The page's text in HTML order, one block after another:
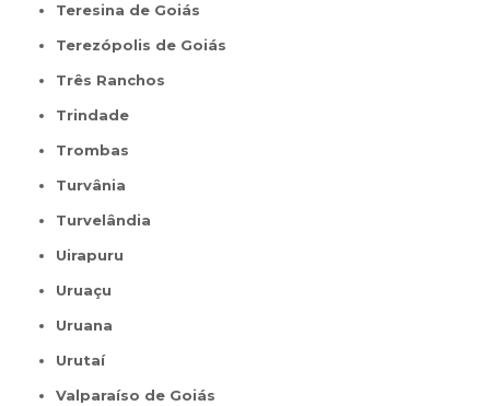
Teresina de Goiás
Terezópolis de Goiás
Três Ranchos
Trindade
Trombas
Turvânia
Turvelândia
Uirapuru
Uruaçu
Uruana
Urutaí
Valparaíso de Goiás